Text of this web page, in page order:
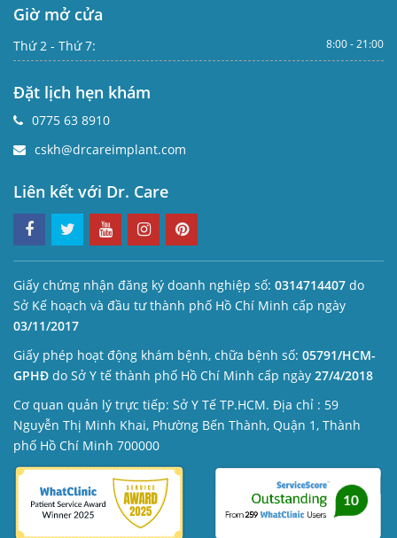
Giờ mở cửa
Thứ 2 - Thứ 7: 8:00 - 21:00
Đặt lịch hẹn khám
0775 63 8910
cskh@drcareimplant.com
Liên kết với Dr. Care
Giấy chứng nhận đăng ký doanh nghiệp số: 0314714407 do
Sở Kế hoạch và đầu tư thành phố Hồ Chí Minh cấp ngày
03/11/2017
Giấy phép hoạt động khám bệnh, chữa bệnh số: 05791/HCM-
GPHĐ do Sở Y tế thành phố Hồ Chí Minh cấp ngày 27/4/2018
Cơ quan quản lý trực tiếp: Sở Y Tế TP.HCM. Địa chỉ : 59
Nguyễn Thị Minh Khai, Phường Bến Thành, Quận 1, Thành
phố Hồ Chí Minh 700000